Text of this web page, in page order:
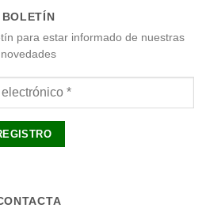
BOLETÍN
para estar informado de nuestras
novedades